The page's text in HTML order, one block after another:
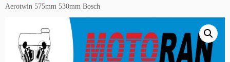
treści
Aerotwin 575mm 530mm Bosch